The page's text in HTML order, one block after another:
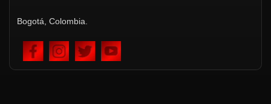
Bogotá, Colombia.